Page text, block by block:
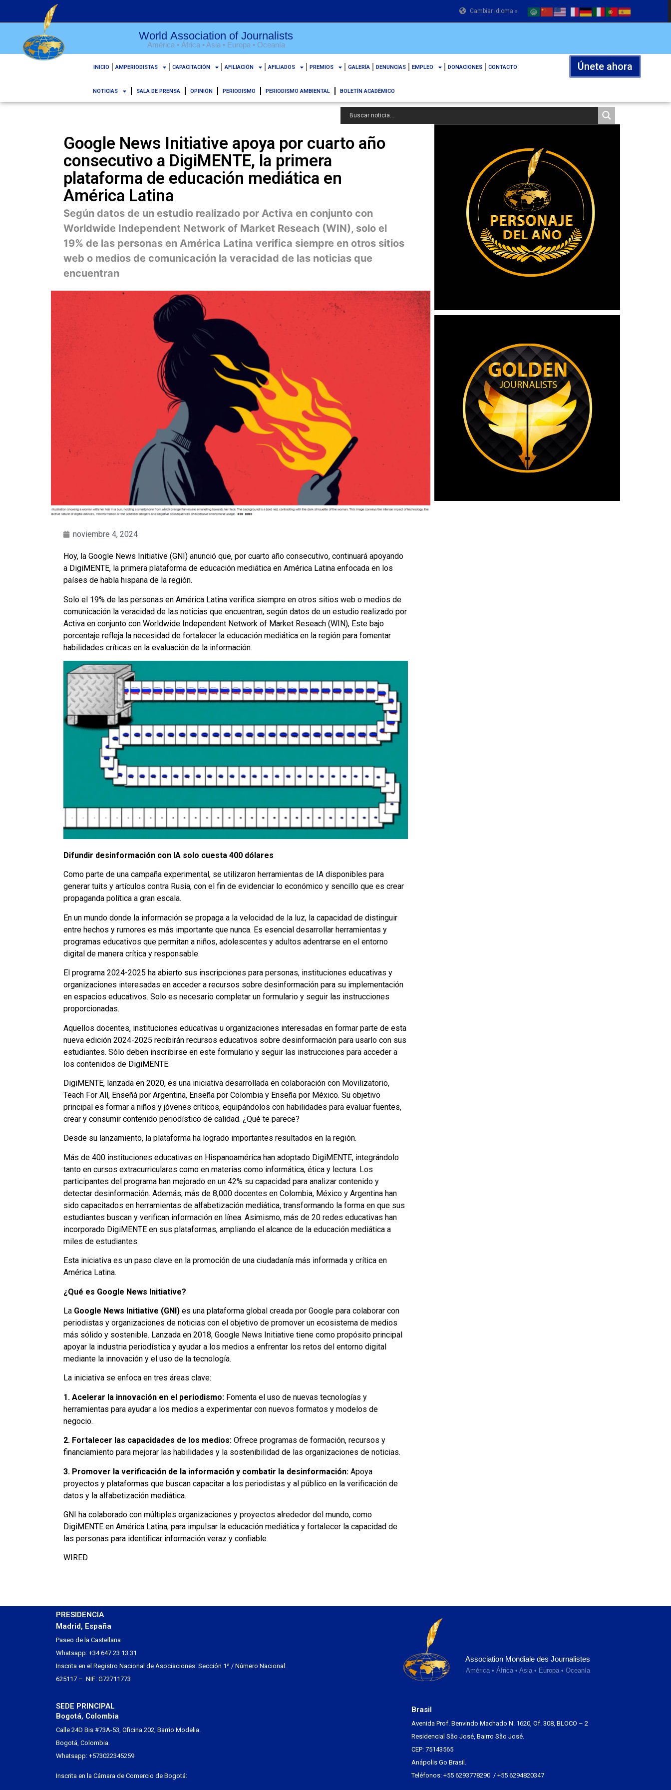
Cambiar idioma »
World Association of Journalists
América • África • Asia • Europa • Oceanía
INICIO AMPERIODISTAS CAPACITACIÓN AFILIACIÓN AFILIADOS PREMIOS GALERÍA DENUNCIAS EMPLEO DONACIONES CONTACTO Únete ahora
NOTICIAS SALA DE PRENSA OPINIÓN PERIODISMO PERIODISMO AMBIENTAL BOLETÍN ACADÉMICO
Google News Initiative apoya por cuarto año
consecutivo a DigiMENTE, la primera
plataforma de educación mediática en
América Latina
Según datos de un estudio realizado por Activa en conjunto con
Worldwide Independent Network of Market Reseach (WIN), solo el
19% de las personas en América Latina verifica siempre en otros sitios
web o medios de comunicación la veracidad de las noticias que
encuentran
noviembre 4, 2024
Hoy, la Google News Initiative (GNI) anunció que, por cuarto año consecutivo, continuará apoyando
a DigiMENTE, la primera plataforma de educación mediática en América Latina enfocada en los
países de habla hispana de la región.
Solo el 19% de las personas en América Latina verifica siempre en otros sitios web o medios de
comunicación la veracidad de las noticias que encuentran, según datos de un estudio realizado por
Activa en conjunto con Worldwide Independent Network of Market Reseach (WIN), Este bajo
porcentaje refleja la necesidad de fortalecer la educación mediática en la región para fomentar
habilidades críticas en la evaluación de la información.
Difundir desinformación con IA solo cuesta 400 dólares
Como parte de una campaña experimental, se utilizaron herramientas de IA disponibles para
generar tuits y artículos contra Rusia, con el fin de evidenciar lo económico y sencillo que es crear
propaganda política a gran escala.
En un mundo donde la información se propaga a la velocidad de la luz, la capacidad de distinguir
entre hechos y rumores es más importante que nunca. Es esencial desarrollar herramientas y
programas educativos que permitan a niños, adolescentes y adultos adentrarse en el entorno
digital de manera crítica y responsable.
El programa 2024-2025 ha abierto sus inscripciones para personas, instituciones educativas y
organizaciones interesadas en acceder a recursos sobre desinformación para su implementación
en espacios educativos. Solo es necesario completar un formulario y seguir las instrucciones
proporcionadas.
Aquellos docentes, instituciones educativas u organizaciones interesadas en formar parte de esta
nueva edición 2024-2025 recibirán recursos educativos sobre desinformación para usarlo con sus
estudiantes. Sólo deben inscribirse en este formulario y seguir las instrucciones para acceder a
los contenidos de DigiMENTE.
DigiMENTE, lanzada en 2020, es una iniciativa desarrollada en colaboración con Movilizatorio,
Teach For All, Enseñá por Argentina, Enseña por Colombia y Enseña por México. Su objetivo
principal es formar a niños y jóvenes críticos, equipándolos con habilidades para evaluar fuentes,
crear y consumir contenido periodístico de calidad. ¿Qué te parece?
Desde su lanzamiento, la plataforma ha logrado importantes resultados en la región.
Más de 400 instituciones educativas en Hispanoamérica han adoptado DigiMENTE, integrándolo
tanto en cursos extracurriculares como en materias como informática, ética y lectura. Los
participantes del programa han mejorado en un 42% su capacidad para analizar contenido y
detectar desinformación. Además, más de 8,000 docentes en Colombia, México y Argentina han
sido capacitados en herramientas de alfabetización mediática, transformando la forma en que sus
estudiantes buscan y verifican información en línea. Asimismo, más de 20 redes educativas han
incorporado DigiMENTE en sus plataformas, ampliando el alcance de la educación mediática a
miles de estudiantes.
Esta iniciativa es un paso clave en la promoción de una ciudadanía más informada y crítica en
América Latina.
¿Qué es Google News Initiative?
La Google News Initiative (GNI) es una plataforma global creada por Google para colaborar con
periodistas y organizaciones de noticias con el objetivo de promover un ecosistema de medios
más sólido y sostenible. Lanzada en 2018, Google News Initiative tiene como propósito principal
apoyar la industria periodística y ayudar a los medios a enfrentar los retos del entorno digital
mediante la innovación y el uso de la tecnología.
La iniciativa se enfoca en tres áreas clave:
1. Acelerar la innovación en el periodismo: Fomenta el uso de nuevas tecnologías y
herramientas para ayudar a los medios a experimentar con nuevos formatos y modelos de
negocio.
2. Fortalecer las capacidades de los medios: Ofrece programas de formación, recursos y
financiamiento para mejorar las habilidades y la sostenibilidad de las organizaciones de noticias.
3. Promover la verificación de la información y combatir la desinformación: Apoya
proyectos y plataformas que buscan capacitar a los periodistas y al público en la verificación de
datos y la alfabetización mediática.
GNI ha colaborado con múltiples organizaciones y proyectos alrededor del mundo, como
DigiMENTE en América Latina, para impulsar la educación mediática y fortalecer la capacidad de
las personas para identificar información veraz y confiable.
WIRED
PRESIDENCIA
Madrid, España
Paseo de la Castellana
Whatsapp: +34 647 23 13 31
Inscrita en el Registro Nacional de Asociaciones: Sección 1ª / Número Nacional:
625117 – NIF: G72711773
SEDE PRINCIPAL
Bogotá, Colombia
Calle 24D Bis #73A-53, Oficina 202, Barrio Modelia.
Bogotá, Colombia.
Whatsapp: +573022345259
Inscrita en la Cámara de Comercio de Bogotá:
Association Mondiale des Journalistes
América • África • Asia • Europa • Oceanía
Brasil
Avenida Prof. Benvindo Machado N. 1620, Of. 308, BLOCO – 2
Residencial São José, Bairro São José.
CEP: 75143565
Anápolis Go Brasil.
Teléfonos: +55 6293778290 / +55 6294820347